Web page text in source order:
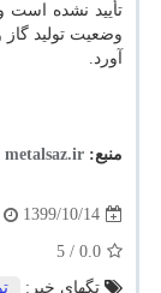
تأیید نشده است
وضعیت تولید
آورد.
منبع: metalsaz.ir
1399/10/14
0.0
/ 5
تگهای خبر: